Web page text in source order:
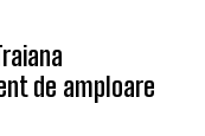
de amploare